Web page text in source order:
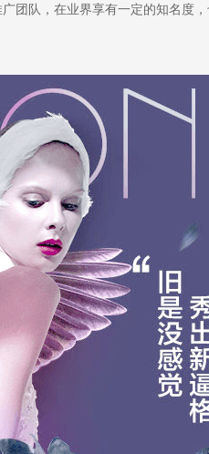
团队，在业界享有一定的知名度